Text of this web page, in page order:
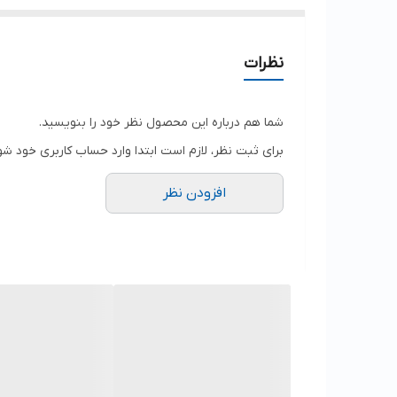
نظرات
شما هم درباره این محصول نظر خود را بنویسید.
برای ثبت نظر، لازم است ابتدا وارد حساب کاربری خود
افزودن نظر